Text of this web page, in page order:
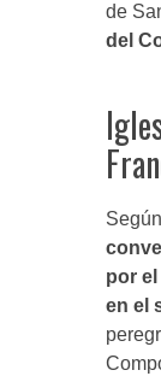
de
del
por
en el